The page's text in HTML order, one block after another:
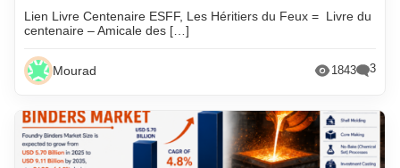
Lien Livre Centenaire ESFF, Les Héritiers du Feux = Livre du
centenaire – Amicale des […]
Mourad 1843 3